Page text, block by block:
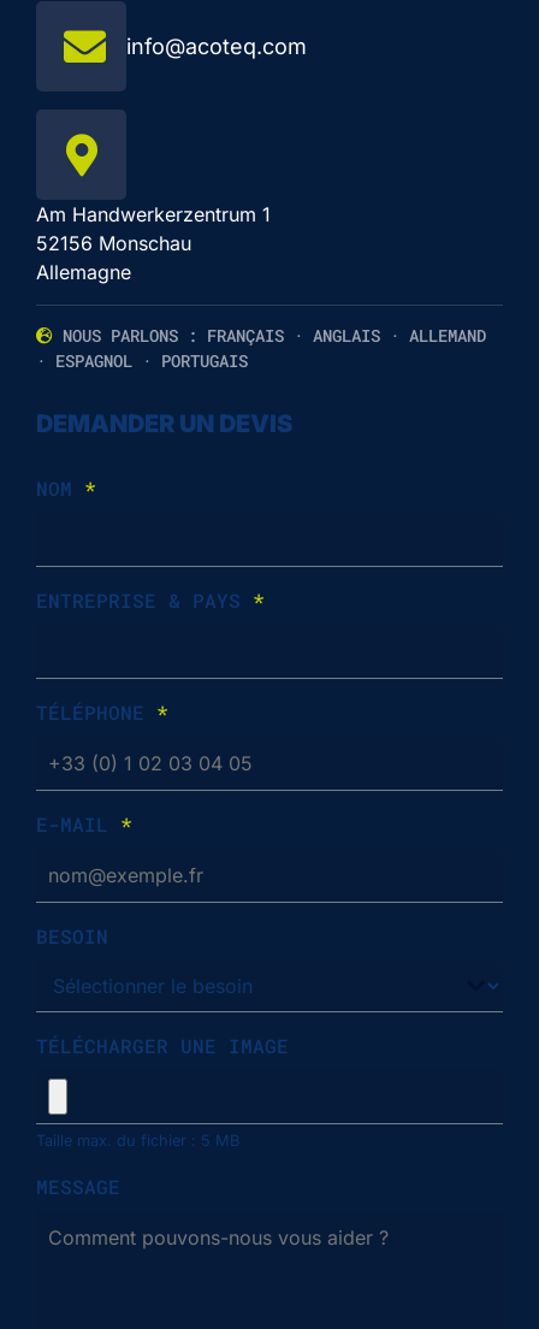
info@acoteq.com
Am Handwerkerzentrum 1
52156 Monschau
Allemagne
NOUS PARLONS : FRANÇAIS · ANGLAIS · ALLEMAND
· ESPAGNOL · PORTUGAIS
DEMANDER UN DEVIS
NOM *
ENTREPRISE & PAYS *
TÉLÉPHONE *
E-MAIL *
BESOIN
TÉLÉCHARGER UNE IMAGE
Taille max. du fichier : 5 MB
MESSAGE